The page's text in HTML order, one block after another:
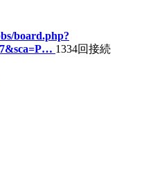
board.php?
1334回接続